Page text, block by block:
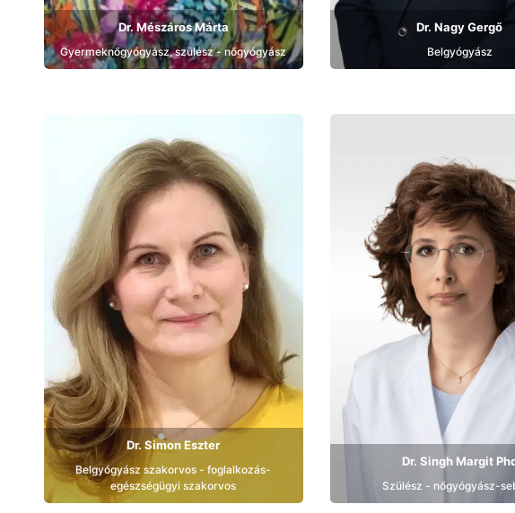
Dr. Mészáros Márta
Gyermeknőgyógyász, szülész - nőgyógyász
Dr. Nagy Gergő
Belgyógyász
Dr. Simon Eszter
Belgyógyász szakorvos - foglalkozás-
egészségügyi szakorvos
Dr. Singh Margit
Szülész - nőgyógyász-